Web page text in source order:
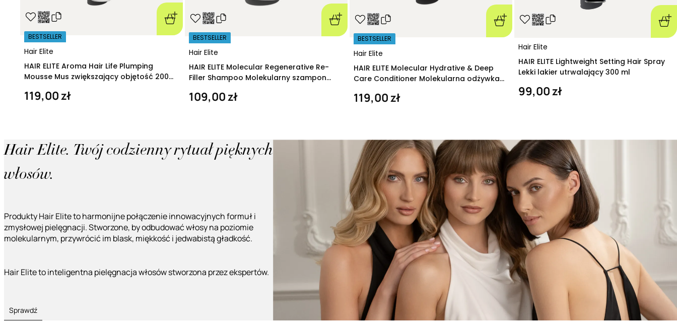
Hair Elite
BESTSELLER
HAIR ELITE Aroma Hair Life Plumping
Mousse Mus zwiększający objętość 200
119,00 zł
Hair Elite
BESTSELLER
HAIR ELITE Molecular Regenerative Re-
Filler Shampoo Molekularny szampon
109,00 zł
Hair Elite
BESTSELLER
HAIR ELITE Molecular Hydrative & Deep
Care Conditioner Molekularna odżywka
119,00 zł
Hair Elite
HAIR ELITE Lightweight Setting Hair Spray
Lekki lakier utrwalający 300 ml
99,00 zł
Hair Elite. Twój codzienny rytuał pięknych
włosów.
Produkty Hair Elite to harmonijne połączenie innowacyjnych formuł i
zmysłowej pielęgnacji. Stworzone, by odbudować włosy na poziomie
molekularnym, przywrócić im blask, miękkość i jedwabistą gładkość.
Hair Elite to inteligentna pielęgnacja włosów stworzona przez ekspertów.
Sprawdź